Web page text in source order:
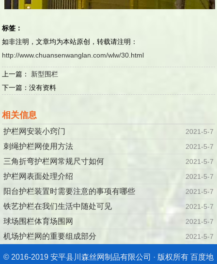
标签：
如非注明，文章均为本站原创，转载请注明：
http://www.chuansenwanglan.com/wlw/30.html
上一篇： 新型围栏
下一篇：没有资料
相关信息
护栏网安装小窍门 2021-5-7
刺绳护栏网使用方法 2021-5-7
三角折弯护栏网常规尺寸如何 2021-5-7
护栏网表面处理介绍 2021-5-7
阳台护栏装置时需要注意的事项有哪些 2021-5-7
铁艺护栏在我们生活中随处可见 2021-5-7
球场围栏体育场围网 2021-5-7
机场护栏网的重要组成部分 2021-5-7
© 2016-2019 安平县川森丝网制品有限公司 · 版权所有百度地